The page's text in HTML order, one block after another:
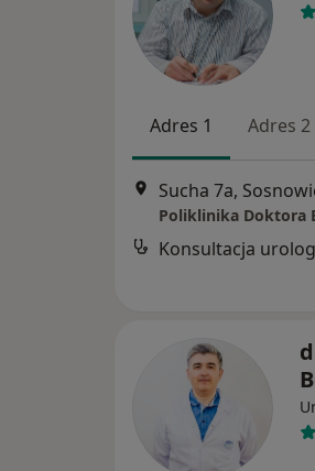
Adres 1 Adres 2
Sucha 7a,
Poliklinika Doktora
Konsultacja